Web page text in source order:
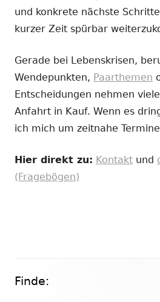
und konkrete nächste
kurzer Zeit spürbar
Gerade bei Lebenskrisen,
Wendepunkten, Paarthemen
Entscheidungen nehmen
Anfahrt in Kauf. Wenn es
ich mich um zeitnahe
Hier direkt zu: Kontakt und
(Fragebögen)
Haupt-
Finde: